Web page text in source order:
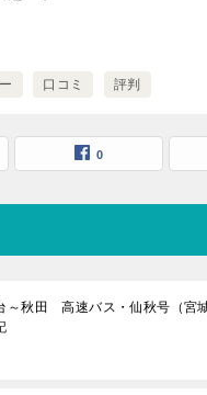
口コミ 評判
0
～秋田 高速バス・仙秋号（宮